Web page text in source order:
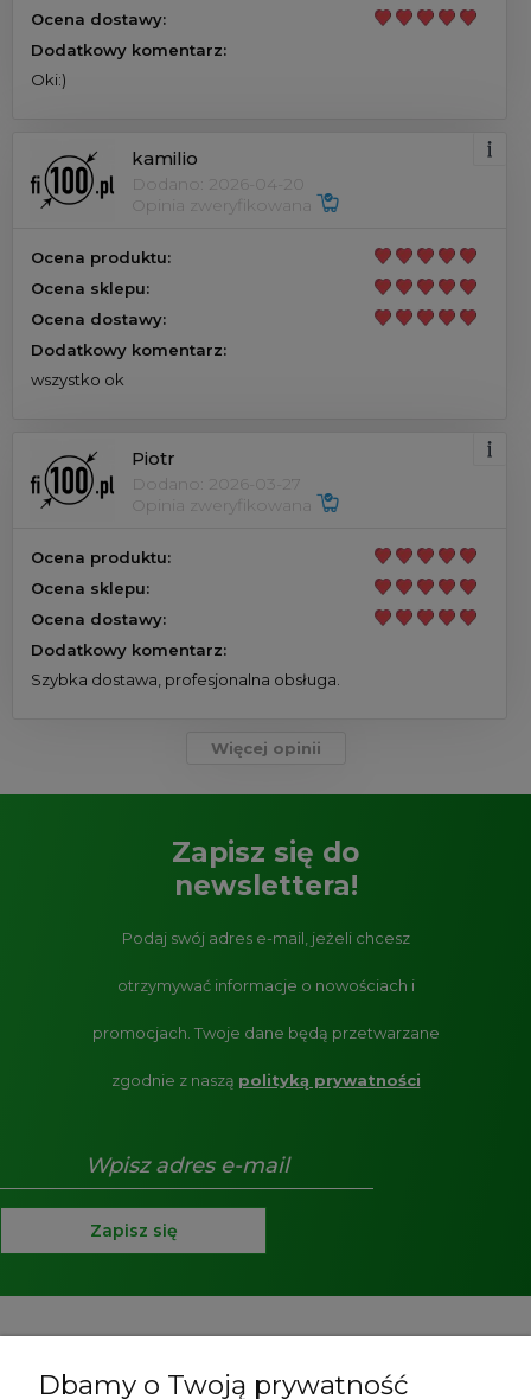
Ocena dostawy:
Dodatkowy komentarz:
Oki:)
kamilio
Dodano: 2026-04-20
Opinia zweryfikowana
Ocena produktu:
Ocena sklepu:
Ocena dostawy:
Dodatkowy komentarz:
wszystko ok
Piotr
Dodano: 2026-03-27
Opinia zweryfikowana
Ocena produktu:
Ocena sklepu:
Ocena dostawy:
Dodatkowy komentarz:
Szybka dostawa, profesjonalna obsługa.
Więcej opinii
Zapisz się do
newslettera!
Podaj swój adres e-mail, jeżeli chcesz
otrzymywać informacje o nowościach i
promocjach. Twoje dane będą przetwarzane
zgodnie z naszą polityką prywatności
Zapisz się
Dbamy o Twoją prywatność